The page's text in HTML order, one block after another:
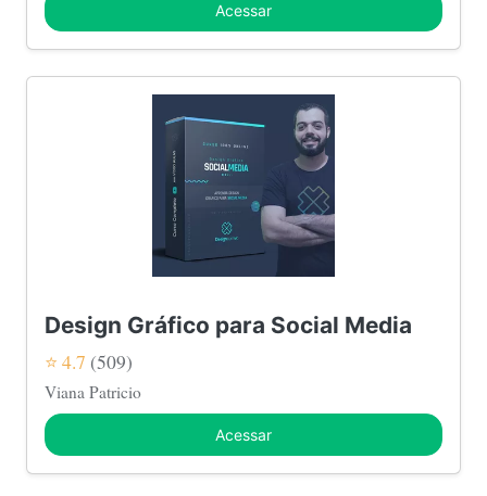
Acessar
Design Gráfico para Social Media
⭐ 4.7 (509)
Viana Patricio
Acessar